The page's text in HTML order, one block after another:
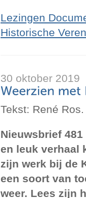
Lezingen
Historische
30 oktober 2019
Tekst: René Ros.
Nieuwsbrief
en leuk verhaal
zijn werk bij de
een soort van
weer. Lees zijn